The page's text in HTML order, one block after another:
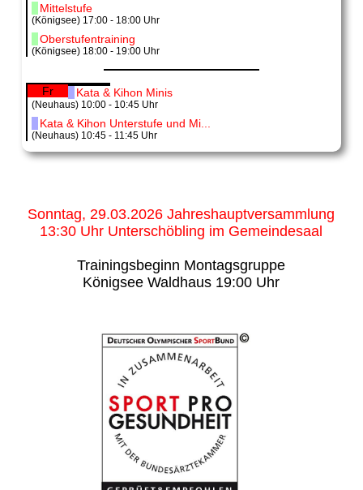
Mittelstufe
(Königsee) 17:00 - 18:00 Uhr
Oberstufentraining
(Königsee) 18:00 - 19:00 Uhr
Fr Kata & Kihon Minis
(Neuhaus) 10:00 - 10:45 Uhr
Kata & Kihon Unterstufe und Mi...
(Neuhaus) 10:45 - 11:45 Uhr
Sonntag, 29.03.2026 Jahreshauptversammlung
13:30 Uhr Unterschöbling im Gemeindesaal
Trainingsbeginn Montagsgruppe
Königsee Waldhaus 19:00 Uhr